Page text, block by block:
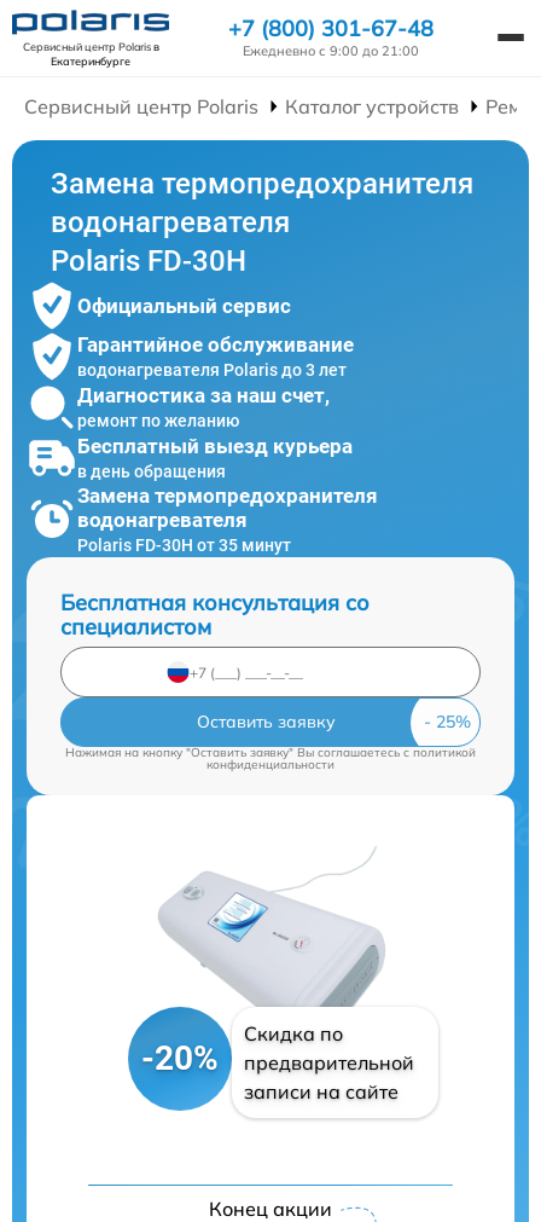
Сервисный центр Polarisв
Екатеринбурге
+7 (800) 301-67-48
Ежедневно с 9:00 до 21:00
Сервисный центр Polaris Каталог устройств
Замена термопредохранителя
водонагревателя
Polaris FD-30H
Официальный сервис
Гарантийное обслуживание
водонагревателя Polaris до 3 лет
Диагностика за наш счет,
ремонт по желанию
Бесплатный выезд курьера
в день обращения
Замена термопредохранителя
водонагревателя
Polaris FD-30H от 35 минут
Бесплатная консультация со
специалистом
Оставить заявку
Нажимая на кнопку "Оставить заявку" Вы соглашаетесь cполитикой
конфиденциальности
-20%
Скидка по
предварительной
записи на сайте
Конец акции